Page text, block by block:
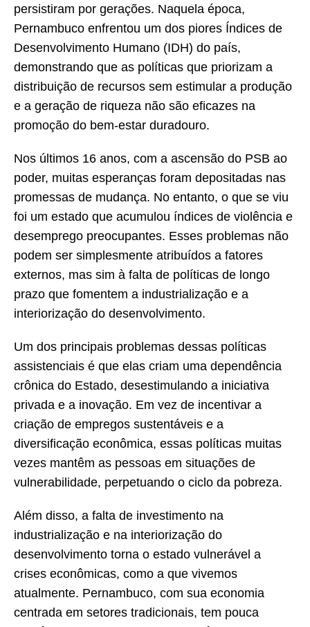
persistiram por gerações. Naquela época,
Pernambuco enfrentou um dos piores Índices de
Desenvolvimento Humano (IDH) do país,
demonstrando que as políticas que priorizam a
distribuição de recursos sem estimular a produção
e a geração de riqueza não são eficazes na
promoção do bem-estar duradouro.
Nos últimos 16 anos, com a ascensão do PSB ao
poder, muitas esperanças foram depositadas nas
promessas de mudança. No entanto, o que se viu
foi um estado que acumulou índices de violência e
desemprego preocupantes. Esses problemas não
podem ser simplesmente atribuídos a fatores
externos, mas sim à falta de políticas de longo
prazo que fomentem a industrialização e a
interiorização do desenvolvimento.
Um dos principais problemas dessas políticas
assistenciais é que elas criam uma dependência
crônica do Estado, desestimulando a iniciativa
privada e a inovação. Em vez de incentivar a
criação de empregos sustentáveis e a
diversificação econômica, essas políticas muitas
vezes mantêm as pessoas em situações de
vulnerabilidade, perpetuando o ciclo da pobreza.
Além disso, a falta de investimento na
industrialização e na interiorização do
desenvolvimento torna o estado vulnerável a
crises econômicas, como a que vivemos
atualmente. Pernambuco, com sua economia
centrada em setores tradicionais, tem pouca